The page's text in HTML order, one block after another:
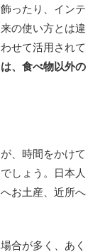
ったり、インテ
の使い方とは違
せて活用されて
、食べ物以外の
、時間をかけて
しょう。日本人
お土産、近所へ
合が多く、あく